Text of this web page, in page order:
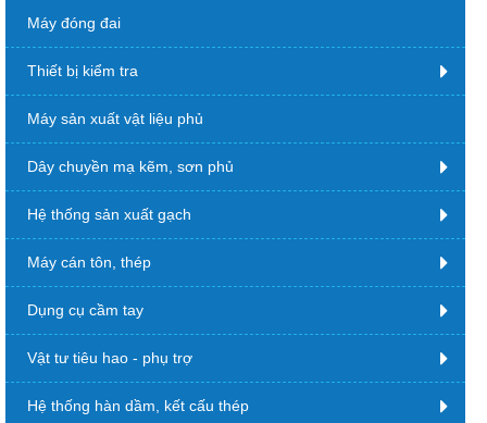
Máy đóng đai
Thiết bị kiểm tra
Máy sản xuất vật liệu phủ
Dây chuyền mạ kẽm, sơn phủ
Hệ thống sản xuất gạch
Máy cán tôn, thép
Dụng cụ cầm tay
Vật tư tiêu hao - phụ trợ
Hệ thống hàn dầm, kết cấu thép